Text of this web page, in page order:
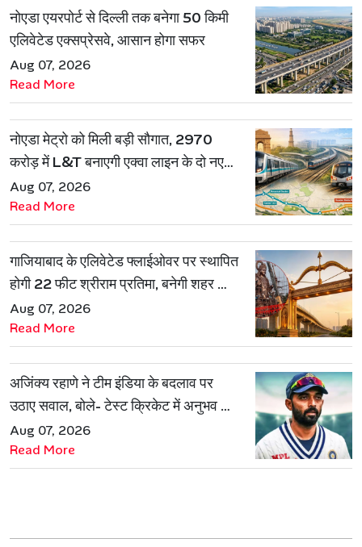
नोएडा एयरपोर्ट से दिल्ली तक बनेगा 50 किमी
एलिवेटेड एक्सप्रेसवे, आसान होगा सफर
Aug 07, 2026
Read More
नोएडा मेट्रो को मिली बड़ी सौगात, 2970
करोड़ में L&T बनाएगी एक्वा लाइन के दो नए
रूट
Aug 07, 2026
Read More
गाजियाबाद के एलिवेटेड फ्लाईओवर पर स्थापित
होगी 22 फीट श्रीराम प्रतिमा, बनेगी शहर की
नई पहचान
Aug 07, 2026
Read More
अजिंक्य रहाणे ने टीम इंडिया के बदलाव पर
उठाए सवाल, बोले- टेस्ट क्रिकेट में अनुभव की
जरूरत हमेशा रहेगी
Aug 07, 2026
Read More